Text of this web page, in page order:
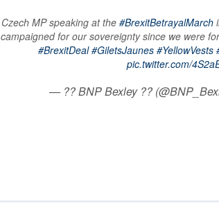
Czech MP speaking at the#BrexitBetrayalMarch
campaigned for our sovereignty since we were
#BrexitDeal #GiletsJaunes #YellowVests
pic.twitter.com/
— ?? BNP Bexley ??